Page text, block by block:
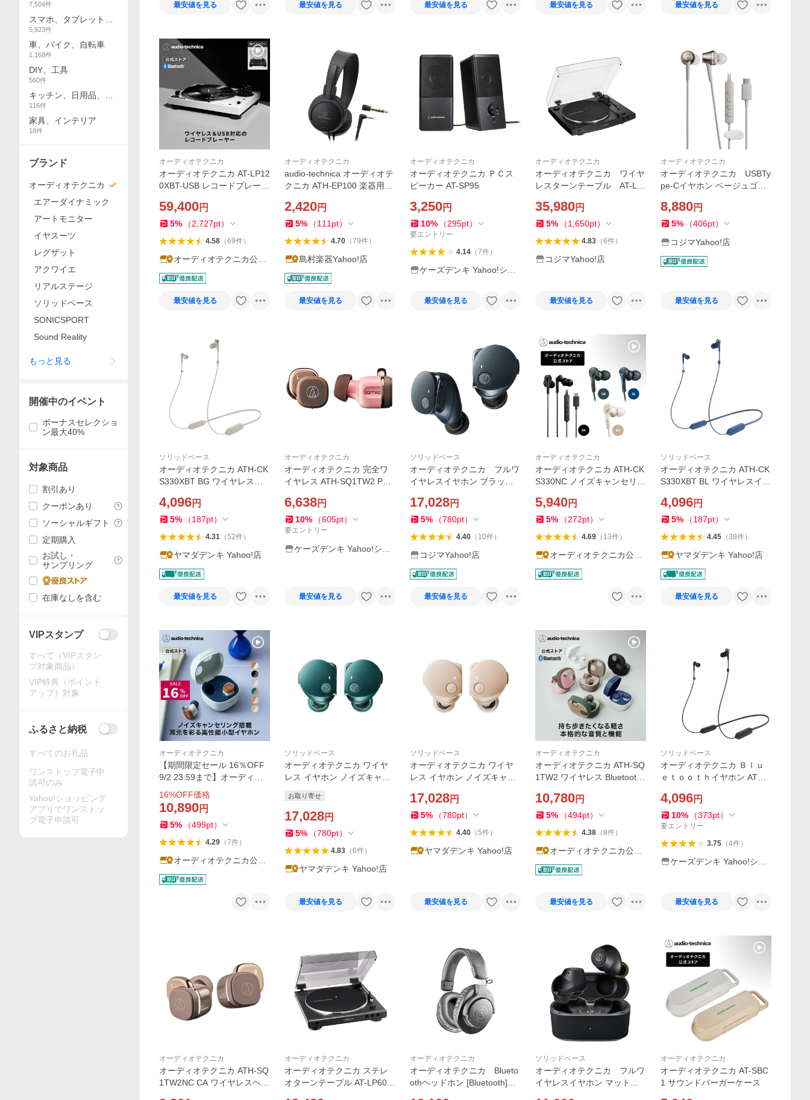
最安値を見る 最安値を見る 最安値を見る 最安値を見る 最安値を見る
オーディオテクニカ
オーディオテクニカ AT-LP12
0XBT-USB レコードプレーヤ
Bluetooth USB接続
59,400円
5% （2,727pt）
4.58（69件）
オーディオテクニカ公式
Yahoo!店
最安値を見る
オーディオテクニカ
audio-technica オーディオテ
クニカ ATH-EP100 楽器用モ
2,420円
5% （111 pt）
4.70（79件）
島村楽器Yahoo!店
最安値を見る
オーディオテクニカ
オーディオテクニカ ＰＣス
ピーカー AT-SP95
3,250円
10% （295pt）
要エントリー
4.14（7件）
ケーズデンキ Yahoo!ショ
最安値を見る
オーディオテクニカ
オーディオテクニカ ワイヤ
レスターンテーブル AT-LP
35,980円
5% （1,650pt）
4.83（6件）
コジマYahoo!店
最安値を見る
オーディオテクニカ
オーディオテクニカ USBTy
pe-Cイヤホン ベージュゴー
8,880円
5% （406pt）
コジマYahoo!店
最安値を見る
ソリッドベース
オーディオテクニカ ATH-CK
S330XBT BG ワイヤレスイ
ド マイク対応 ベージュ
4,096円
5% （187pt）
4.31（52件）
ヤマダデンキ Yahoo!店
最安値を見る
オーディオテクニカ
オーディオテクニカ 完全ワ
イヤレス ATH-SQ1TW2 PB
6,638円
10% （605pt）
要エントリー
ケーズデンキ Yahoo!ショ
最安値を見る
ソリッドベース
オーディオテクニカ フルワ
イヤレスイヤホン ブラッ
17,028円
5% （780pt）
4.40（ 10件）
コジマYahoo!店
最安値を見る
オーディオテクニカ
オーディオテクニカ ATH-CK
S330NC ノイズキャンセリン
ン
5,940円
5% （272pt）
4.69（ 13件）
オーディオテクニカ公式
Yahoo!店
ソリッドベース
オーディオテクニカ ATH-CK
S330XBT BL ワイヤレスイヤ
マイク対応 ブルー
4,096円
5% （187pt）
4.45（38件）
ヤマダデンキ Yahoo!店
最安値を見る
オーディオテクニカ
【期間限定セール 16％OFF
9/2 23:59まで】オーディオ
テクニカ ATH-SQ1TW2NC
ワイヤレスイヤホン ノイズ
キャンセリング Bluetooth な
がら聞き
16%OFF価格
10,890円
5% （499pt）
4.29（7件）
オーディオテクニカ公式
Yahoo!店
ソリッドベース
オーディオテクニカ ワイヤ
レス イヤホン ノイズキャン
SB-C ATH-CKS50TW2 GR
グリーン系
お取り寄せ
17,028円
5% （780pt）
4.83（6件）
ヤマダデンキ Yahoo!店
最安値を見る
ソリッドベース
オーディオテクニカ ワイヤ
レス イヤホン ノイズキャン
SB-C ATH-CKS50TW2 BG
ベージュ系
17,028円
5% （780pt）
4.40（5件）
ヤマダデンキ Yahoo!店
最安値を見る
オーディオテクニカ
オーディオテクニカ ATH-SQ
1TW2 ワイヤレス Bluetooth
ハンズフリー通話 片耳通話
小型 低遅延
10,780円
5% （494pt）
4.38（8件）
オーディオテクニカ公式
Yahoo!店
最安値を見る
ソリッドベース
オーディオテクニカ Ｂｌｕ
ｅｔｏｏｔｈイヤホン ATH-
4,096円
10% （373pt）
要エントリー
3.75（4件）
ケーズデンキ Yahoo!ショ
最安値を見る
オーディオテクニカ
オーディオテクニカ ATH-SQ
1TW2NC CA ワイヤレスヘッ
オーディオテクニカ
オーディオテクニカ ステレ
オターンテーブル AT-LP60X
オーディオテクニカ
オーディオテクニカ Blueto
othヘッドホン [Bluetooth] A
ソリッドベース
オーディオテクニカ フルワ
イヤレスイヤホン マットブ
オーディオテクニカ
オーディオテクニカ AT-SBC
1 サウンドバーガーケース
ョン
7,504件
スマホ、タブレット、
パソコン
5,923件
車、バイク、自転車
1,168件
DIY、工具
560件
キッチン、日用品、文
具
116件
家具、インテリア
18件
ブランド
オーディオテクニカ
エアーダイナミック
アートモニター
イヤスーツ
レグザット
アクワイエ
リアルステージ
ソリッドベース
SONICSPORT
Sound Reality
もっと見る
開催中のイベント
ボーナスセレクショ
ン最大40%
対象商品
割引あり
クーポンあり
ソーシャルギフト
定期購入
お試し・
サンプリング
在庫なしを含む
VIPスタンプ
すべて（VIPスタン
プ対象商品）
VIP特典（ポイント
アップ）対象
ふるさと納税
すべてのお礼品
ワンストップ電子申
請可のみ
Yahoo!ショッピング
アプリでワンストッ
プ電子申請可